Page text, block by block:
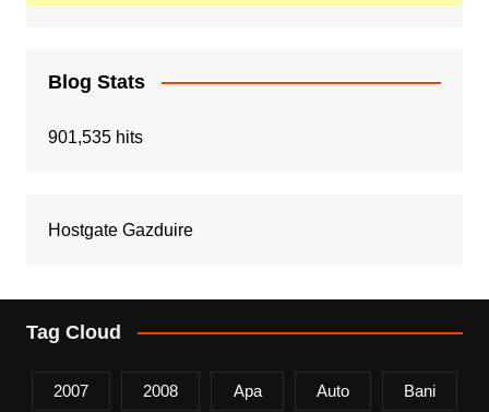
Blog Stats
901,535 hits
Hostgate Gazduire
Tag Cloud
2007 2008 Apa Auto Bani